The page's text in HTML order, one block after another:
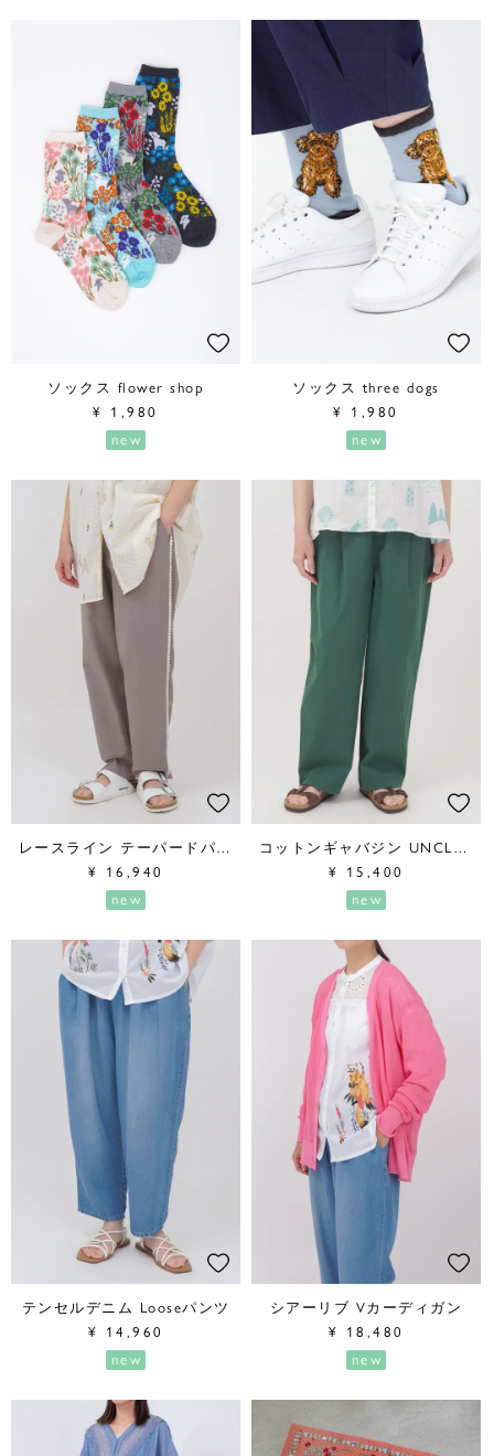
ソックス flower shop
¥ 1,980
new
ソックス three dogs
¥ 1,980
new
レースライン テーパードパンツ
¥ 16,940
new
コットンギャバジン UNCLEタックパンツ
¥ 15,400
new
テンセルデニム Looseパンツ
¥ 14,960
new
シアーリブ Vカーディガン
¥ 18,480
new